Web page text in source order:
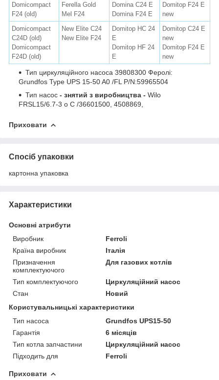
Domicompact
F24 (old)
Ferella Gold
Mel F24
Domina C24 Е
Domina F24 Е
Domitop F24 Е
new
Domicompact
C24D (old)
Domicompact
F24D (old)
New Elite C24
New Elite F24
Domitop HC 24
Е
Domitop HF 24
Е
Domitop C24 Е
new
Domitop F24 Е
new
Тип циркуляційного насоса 39808300 Феролі:
Grundfos Type UPS 15-50 A0 /FL P/N:59965504
Тип насос - знятий з виробництва - Wilo
FRSL15/6.7-3 o C /36601500, 4508869,
Приховати
Спосіб упаковки
картонна упаковка
Характеристики
Основні атрибути
Виробник
Ferroli
Країна виробник
Італія
Призначення
комплектуючого
Для газових котлів
Тип комплектуючого
Циркуляційний насос
Стан
Новий
Користувальницькі характеристики
Тип насоса
Grundfos UPS15-50
Гарантія
6 місяців
Тип котла запчастини
Циркуляційний насос
Підходить для
Ferroli
Приховати